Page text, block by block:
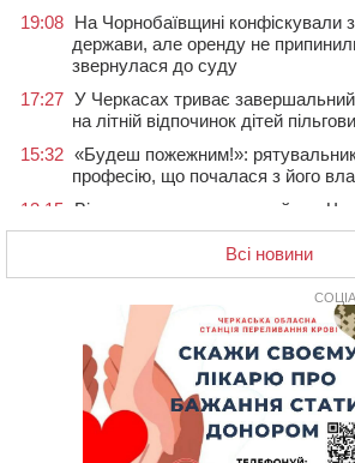
19:08 На Чорнобаївщині конфіскували
держави, але оренду не
звернулася до суду
17:27 У Черкасах триває
на літній відпочинок дітей
15:32 «Будеш пожежним!»:
професію, що почалася з його
13:15
Від початку року на водоймах
37 людей, серед них 2 дітей
Водійка на смерть збила
Напав на собаку з палицею та
іншу тварину: на Уманщині
кримінальне провадження
Безкоштовне харчування,
готують освітню галузь до нового
08 СЕРПНЯ 2026, СУБОТА
Всі новини